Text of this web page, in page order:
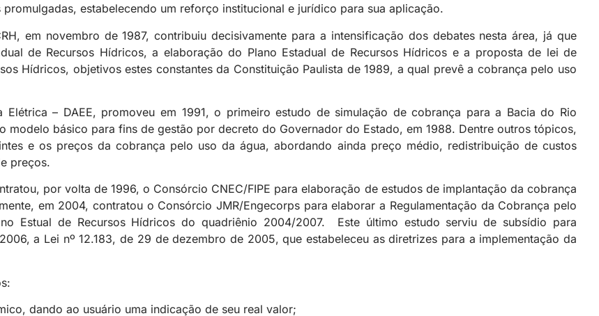
estabelecendo um reforço institucional e jurídico para sua aplicação.
em novembro de 1987, contribuiu decisivamente para a intensificação dos debates nesta área, já que
de Recursos Hídricos, a elaboração do Plano Estadual de Recursos Hídricos e a proposta de lei de
Hídricos, objetivos estes constantes da Constituição Paulista de 1989, a qual prevê a cobrança pelo uso
– DAEE, promoveu em 1991, o primeiro estudo de simulação de cobrança para a Bacia do Rio
básico para fins de gestão por decreto do Governador do Estado, em 1988. Dentre outros tópicos,
e os preços da cobrança pelo uso da água, abordando ainda preço médio, redistribuição de custos
preços.
por volta de 1996, o Consórcio CNEC/FIPE para elaboração de estudos de implantação da cobrança
em 2004, contratou o Consórcio JMR/Engecorps para elaborar a Regulamentação da Cobrança pelo
Estual de Recursos Hídricos do quadriênio 2004/2007. Este último estudo serviu de subsídio para
a Lei nº 12.183, de 29 de dezembro de 2005, que estabeleceu as diretrizes para a implementação da
dando ao usuário uma indicação de seu real valor;